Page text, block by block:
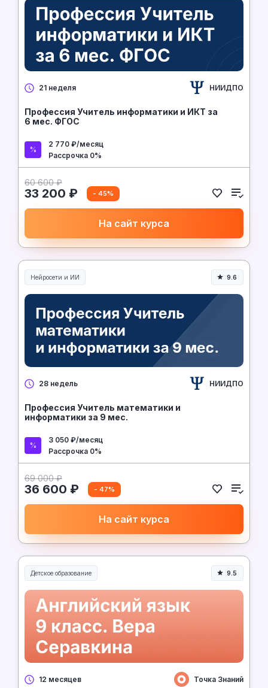
21 неделя НИИДПО
Профессия Учитель информатики и ИКТ за
6 мес. ФГОС
2 770 ₽/месяц
Рассрочка 0%
60 600 ₽
33 200 ₽ - 45%
На сайт курса
Нейросети и ИИ
Нейросети и искусственный интеллект
9.6
28 недель НИИДПО
Профессия Учитель математики и
информатики за 9 мес.
3 050 ₽/месяц
Рассрочка 0%
69 000 ₽
36 600 ₽ - 47%
На сайт курса
Детское образование 9.5
12 месяцев Точка Знаний